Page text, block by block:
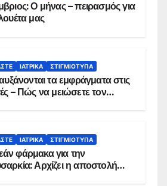
Ο μήνας – πειρασμός για
μας
ΙΑΤΡΙΚΆ ΣΤΙΓΜΙΌΤΥΠΑ
αυξάνονται τα εμφράγματα στις
– Πώς να μειώσετε τον
ΙΑΤΡΙΚΆ ΣΤΙΓΜΙΌΤΥΠΑ
φάρμακα για την
Αρχίζει η αποστολή